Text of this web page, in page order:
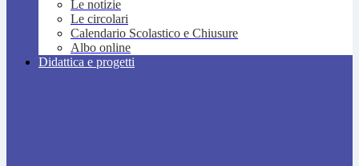
Le notizie
Le circolari
Calendario Scolastico e Chiusure
Albo online
Didattica e progetti